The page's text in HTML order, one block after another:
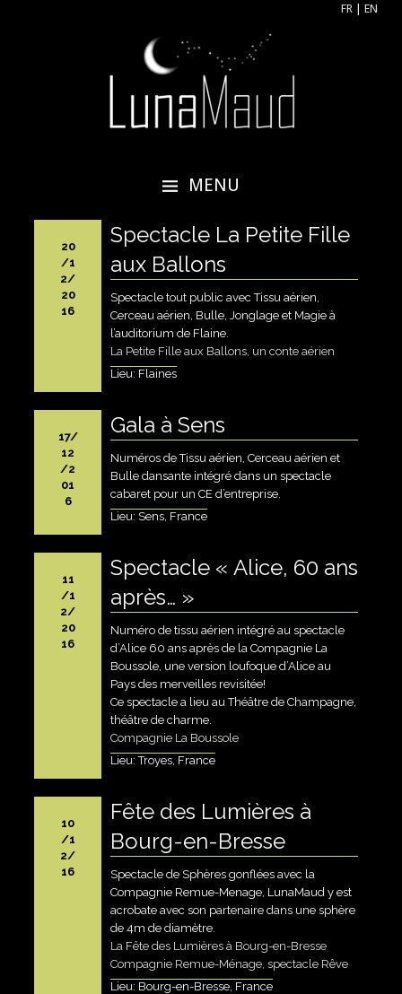
FR |EN
tissu aérien, cerceau aérien
MENU
CONTENU
PRINCIPAL
20
/1
2/
20
16
Spectacle La Petite Fille
aux Ballons
Spectacle tout public avec Tissu aérien,
Cerceau aérien, Bulle, Jonglage et Magie à
l’auditorium de Flaine.
La Petite Fille aux Ballons, un conte aérien
Lieu: Flaines
17/
12
/2
01
6
Gala à Sens
Numéros de Tissu aérien, Cerceau aérien et
Bulle dansante intégré dans un spectacle
cabaret pour un CE d’entreprise.
Lieu: Sens, France
11
/1
2/
20
16
Spectacle « Alice, 60 ans
après… »
Numéro de tissu aérien intégré au spectacle
d’Alice 60 ans après de la Compagnie La
Boussole, une version loufoque d’Alice au
Pays des merveilles revisitée!
Ce spectacle a lieu au Théâtre de Champagne,
théâtre de charme.
Compagnie La Boussole
Lieu: Troyes, France
10
/1
2/
16
Fête des Lumières à
Bourg-en-Bresse
Spectacle de Sphères gonflées avec la
Compagnie Remue-Menage, LunaMaud y est
acrobate avec son partenaire dans une sphère
de 4m de diamètre.
La Fête des Lumières à Bourg-en-Bresse
Compagnie Remue-Ménage, spectacle Rêve
Lieu: Bourg-en-Bresse, France